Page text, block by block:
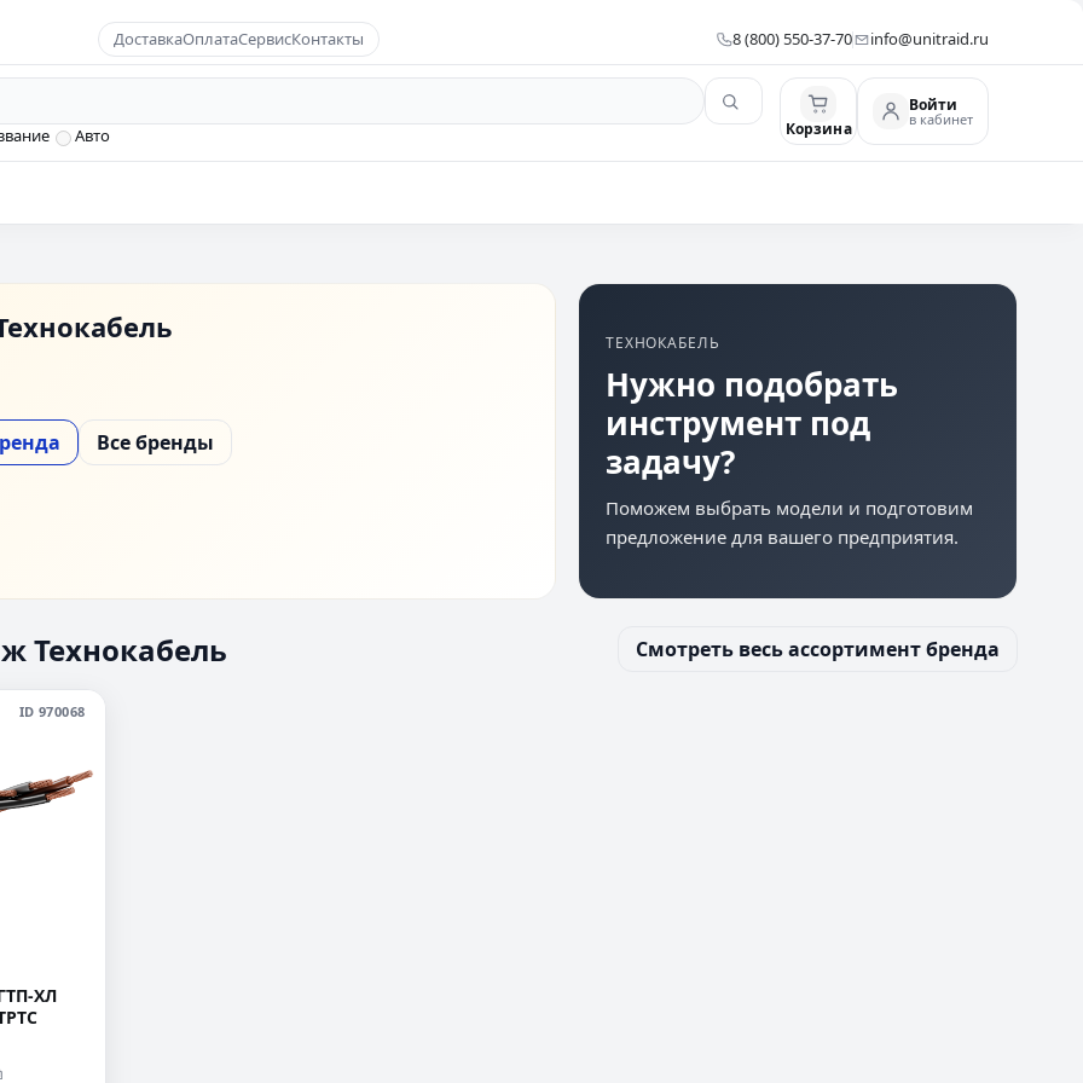
ДоставкаОплатаСервисКонтакты 8 (800) 550-37-70 info@unitraid.ru
Авто Корзина
Войти
в кабинет
Все бренды
ТЕХНОКАБЕЛЬ
Нужно подобрать
инструмент под
задачу?
Поможем выбрать модели и подготовим
предложение для вашего предприятия.
Технокабель Смотреть весь ассортимент бренда
ID 970068
ХЛ